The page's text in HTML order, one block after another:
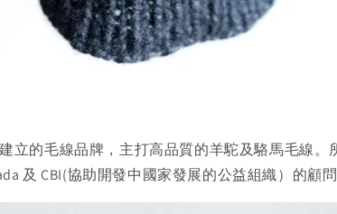
立的毛線品牌，主打高品質的羊駝及駱馬毛線
及 CBI(協助開發中國家發展的公益組織）的